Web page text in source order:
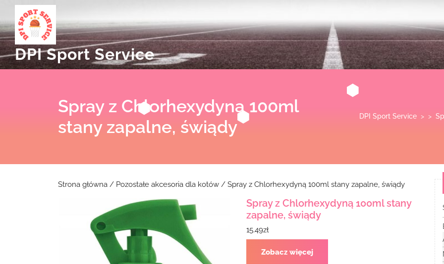
content
DPI Sport Service
Spray z Chlorhexydyną 100ml
stany zapalne, świądy
DPI Sport Service > >
Strona główna / Pozostałe akcesoria dla kotów / Spray z Chlorhexydyną 100ml stany zapalne, świądy
Spray z Chlorhexydyną 100ml stany
zapalne, świądy
15.49zł
Zobacz więcej